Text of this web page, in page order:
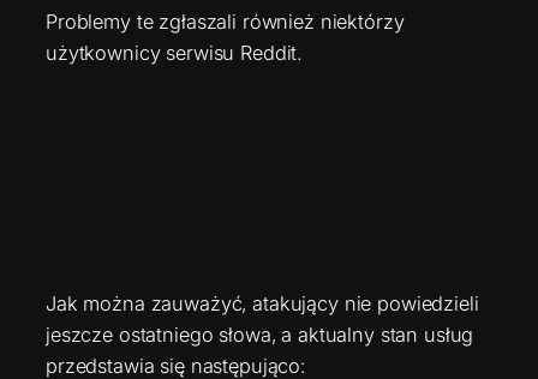
Problemy te zgłaszali również niektórzy
użytkownicy serwisu Reddit.
Jak można zauważyć, atakujący nie powiedzieli
jeszcze ostatniego słowa, a aktualny stan usług
przedstawia się następująco: